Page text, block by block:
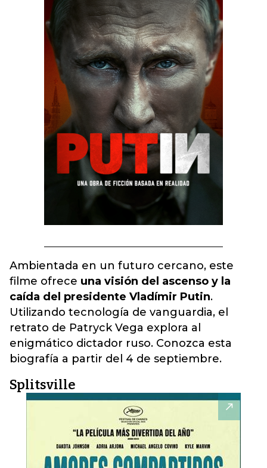
Ambientada en un futuro cercano, este
filme ofrece una visión del ascenso y la
caída del presidente Vladímir Putin.
Utilizando tecnología de vanguardia, el
retrato de Patryck Vega explora al
enigmático dictador ruso. Conozca esta
biografía a partir del 4 de septiembre.
Splitsville